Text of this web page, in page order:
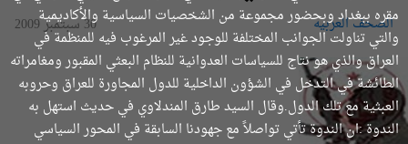
الصحف العربیه 30 سبتمبر 2009
مقره ببغداد وبحضور مجموعة من الشخصيات السياسية والأكاديمية
والتي تناولت الجوانب المختلفة للوجود غير المرغوب فيه للمنظمة في
العراق والذي هو نتاج للسياسات العدوانية للنظام البعثي المقبور ومغامراته
الطائشة في التدخل في الشؤون الداخلية للدول المجاورة للعراق وحروبه
العبثية مع تلك الدول.وقال السيد طارق المندلاوي في حديث استهل به
الندوة :ان الندوة تأتي تواصلاً مع جهودنا السابقة في المحور السياسي